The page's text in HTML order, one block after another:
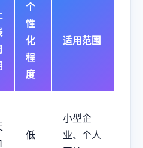
个
性
化
程
度
适用范围
低
小型企
业、个人